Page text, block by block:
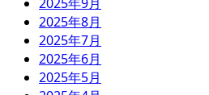
2025年8月
2025年7月
2025年6月
2025年5月